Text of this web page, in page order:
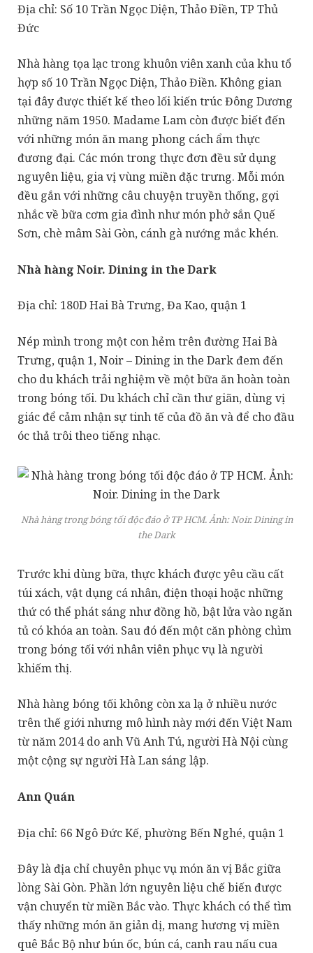
Địa chỉ: Số 10 Trần Ngọc Diện, Thảo Điền, TP Thủ
Đức
Nhà hàng tọa lạc trong khuôn viên xanh của khu tổ
hợp số 10 Trần Ngọc Diện, Thảo Điền. Không gian
tại đây được thiết kế theo lối kiến trúc Đông Dương
những năm 1950. Madame Lam còn được biết đến
với những món ăn mang phong cách ẩm thực
đương đại. Các món trong thực đơn đều sử dụng
nguyên liệu, gia vị vùng miền đặc trưng. Mỗi món
đều gắn với những câu chuyện truyền thống, gợi
nhắc về bữa cơm gia đình như món phở sắn Quế
Sơn, chè mâm Sài Gòn, cánh gà nướng mắc khén.
Nhà hàng Noir. Dining in the Dark
Địa chỉ: 180D Hai Bà Trưng, Đa Kao, quận 1
Nép mình trong một con hẻm trên đường Hai Bà
Trưng, quận 1, Noir – Dining in the Dark đem đến
cho du khách trải nghiệm về một bữa ăn hoàn toàn
trong bóng tối. Du khách chỉ cần thư giãn, dùng vị
giác để cảm nhận sự tinh tế của đồ ăn và để cho đầu
óc thả trôi theo tiếng nhạc.
Nhà hàng trong bóng tối độc đáo ở TP HCM. Ảnh:Noir. Dining in
the Dark
Trước khi dùng bữa, thực khách được yêu cầu cất
túi xách, vật dụng cá nhân, điện thoại hoặc những
thứ có thể phát sáng như đồng hồ, bật lửa vào ngăn
tủ có khóa an toàn. Sau đó đến một căn phòng chìm
trong bóng tối với nhân viên phục vụ là người
khiếm thị.
Nhà hàng bóng tối không còn xa lạ ở nhiều nước
trên thế giới nhưng mô hình này mới đến Việt Nam
từ năm 2014 do anh Vũ Anh Tú, người Hà Nội cùng
một cộng sự người Hà Lan sáng lập.
Ann Quán
Địa chỉ: 66 Ngô Đức Kế, phường Bến Nghé, quận 1
Đây là địa chỉ chuyên phục vụ món ăn vị Bắc giữa
lòng Sài Gòn. Phần lớn nguyên liệu chế biến được
vận chuyển từ miền Bắc vào. Thực khách có thể tìm
thấy những món ăn giản dị, mang hương vị miền
quê Bắc Bộ như bún ốc, bún cá, canh rau nấu cua